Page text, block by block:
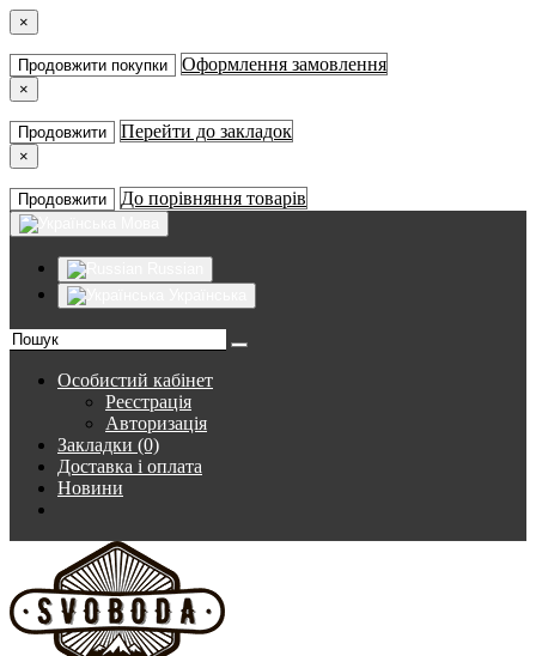
×
Продовжити покупки Оформлення замовлення
×
Продовжити Перейти до закладок
×
Продовжити До порівняння товарів
Особистий кабінет
Реєстрація
Авторизація
Закладки (0)
Доставка і оплата
Новини